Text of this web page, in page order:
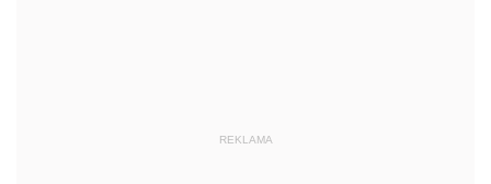
REKLAMA